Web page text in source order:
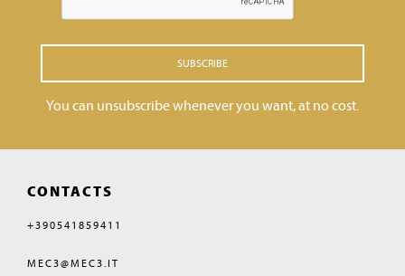
SUBSCRIBE
You can unsubscribe whenever you want, at no cost.
CONTACTS
+390541859411
MEC3@MEC3.IT